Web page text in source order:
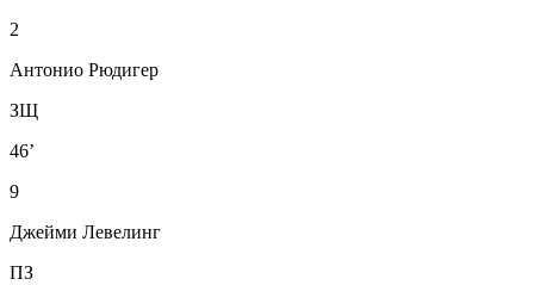
2
Антонио Рюдигер
ЗЩ
46’
9
Джейми Левелинг
ПЗ